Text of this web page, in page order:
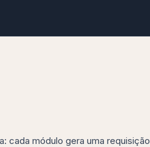
cada módulo gera uma requisição